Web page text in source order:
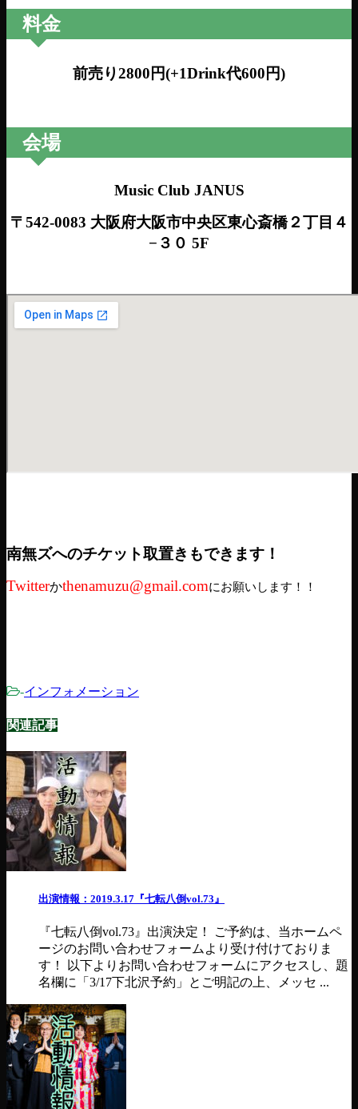
料金
前売り2800円(+1Drink代600円)
会場
Music Club JANUS
〒542-0083 大阪府大阪市中央区東心斎橋２丁目４
−３０ 5F
南無ズへのチケット取置きもできます！
Twitterかthenamuzu@gmail.comにお願いします！！
-インフォメーション
関連記事
出演情報：2019.3.17『七転八倒vol.73』
『七転八倒vol.73』出演決定！ ご予約は、当ホームペ
ージのお問い合わせフォームより受け付けておりま
す！ 以下よりお問い合わせフォームにアクセスし、題
名欄に「3/17下北沢予約」とご明記の上、メッセ ...